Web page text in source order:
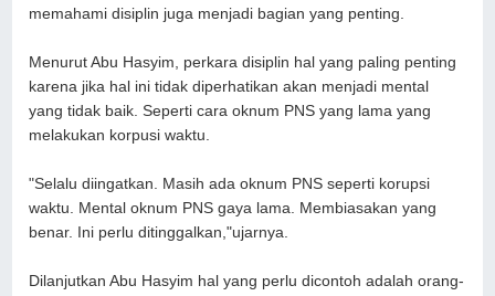
memahami disiplin juga menjadi bagian yang penting.
Menurut Abu Hasyim, perkara disiplin hal yang paling penting
karena jika hal ini tidak diperhatikan akan menjadi mental
yang tidak baik. Seperti cara oknum PNS yang lama yang
melakukan korpusi waktu.
"Selalu diingatkan. Masih ada oknum PNS seperti korupsi
waktu. Mental oknum PNS gaya lama. Membiasakan yang
benar. Ini perlu ditinggalkan,"ujarnya.
Dilanjutkan Abu Hasyim hal yang perlu dicontoh adalah orang-